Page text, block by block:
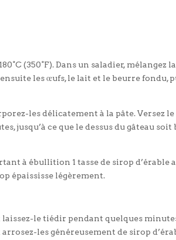
(350°F). Dans un saladier, mélangez
les œufs, le lait et le beurre fondu,
les délicatement à la pâte. Versez
jusqu’à ce que le dessus du gâteau
à ébullition 1 tasse de sirop d’érable
épaississe légèrement.
le tiédir pendant quelques
les généreusement de sirop